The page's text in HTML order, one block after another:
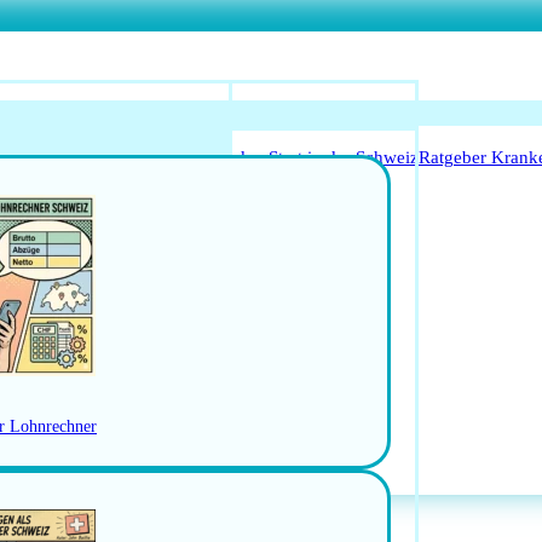
Anerkennung für ÄrzteLeitfaden Start in der SchweizRatgeber
Arbeitsbedingungen
Jobs in der Ostschweiz
Lohnrechner